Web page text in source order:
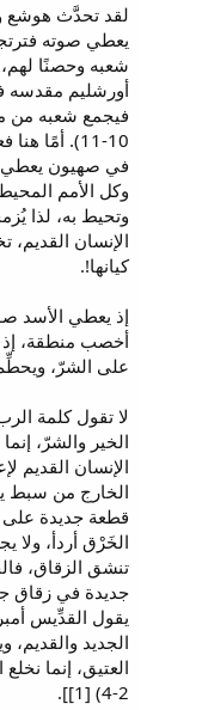
لقد تحدَّث هوشع
يعطي صوته
شعبه وحصنًا
10-11).
في صهيون يعطي
وكل الأمم
وتحيط به، لذا
الإنسان
كيانها!.
إذ يعطي الأسد
أخصب منطقة،
على الشرّ،
لا تقول كلمة
الخير والشرّ،
الإنسان القديم
الخارج من سبط
قطعة جديدة على
الخَرْق أردأ، ولا
تنشق الزقاق،
يقول القدِّيس
الجديد
2-4) [1]].